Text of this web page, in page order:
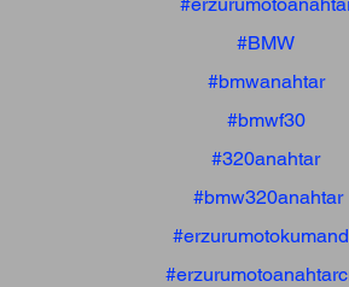
#BMW
#bmwanahtar
#bmwf30
#320anahtar
#bmw320anahtar